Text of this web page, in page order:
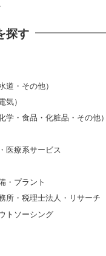
探す
道・その他）
気）
学・食品・化粧品・その他）
医療系サービス
・プラント
所・税理士法人・リサーチ
トソーシング